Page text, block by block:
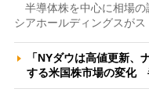
半導体株を中心に相場の
シアホールディングスが
「NYダウは高値更新
する米国株市場の変化